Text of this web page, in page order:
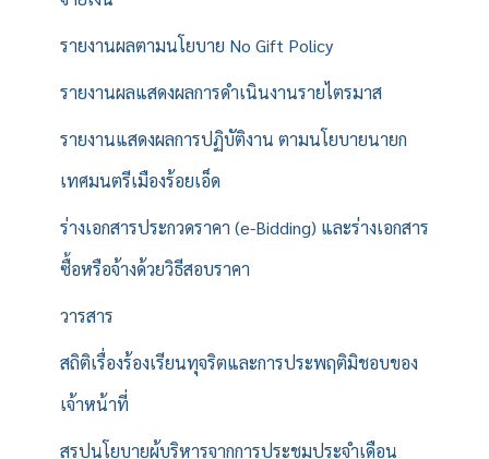
รายงานผลตามนโยบาย No Gift Policy
รายงานผลแสดงผลการดำเนินงานรายไตรมาส
รายงานแสดงผลการปฏิบัติงาน ตามนโยบายนายก
เทศมนตรีเมืองร้อยเอ็ด
ร่างเอกสารประกวดราคา (e-Bidding) และร่างเอกสาร
ซื้อหรือจ้างด้วยวิธีสอบราคา
วารสาร
สถิติเรื่องร้องเรียนทุจริตและการประพฤติมิชอบของ
เจ้าหน้าที่
สรุปนโยบายผู้บริหารจากการประชุมประจำเดือน